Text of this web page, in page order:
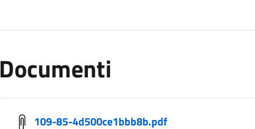
Documenti
109-85-4d500ce1bbb8b.pdf